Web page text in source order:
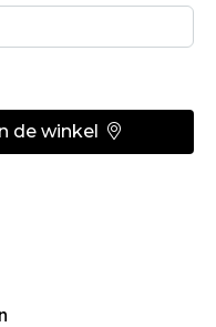
de winkel